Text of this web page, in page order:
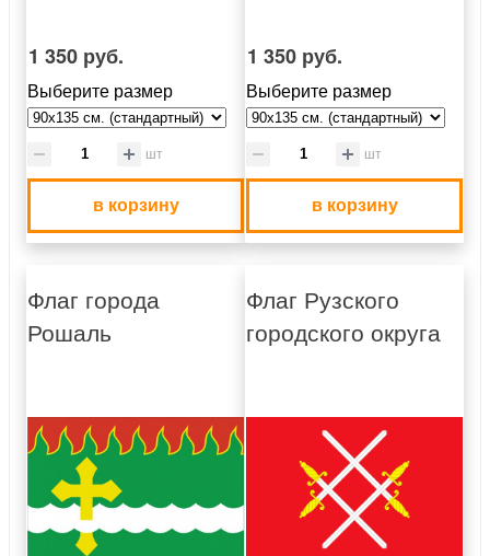
1 350 руб.
Выберите размер
шт
в корзину
1 350 руб.
Выберите размер
шт
в корзину
Флаг города
Рошаль
Флаг Рузского
городского округа